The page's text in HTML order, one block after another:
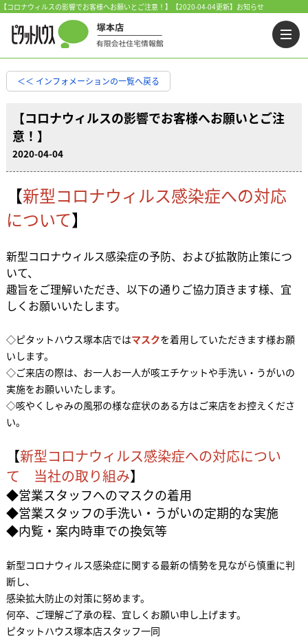
【コロナウィルスの影響でお客様へお願いとご注意！】【2020-04-04更新】お知らせ
＜＜ インフォメーションの一覧へ戻る
【コロナウィルスの影響でお客様へお願いとご注
意！】
2020-04-04
【新型コロナウィルス感染症への対応
について】
新型コロナウィルス感染症の予防、および拡散防止策につ
いて、
趣旨をご理解いただき、以下の通りご協力頂きます様、宜
しくお願いいたします。
◇ピタットハウス塚本店ではマスクを着用していただきます様お願
いします。
◇ご来店の際は、お一人お一人が咳エチケットや手洗い・うがいの
実施をお願いいたします。
◇咳やくしゃみの風邪の様な症状のある方はご来店をお控えくださ
い。
【新型コロナウィルス感染症への対応につい
て 当社の取り組み】
◆営業スタッフへのマスクの着用
◆営業スタッフの手洗い・うがいの定期的な実施
◆内覧・案内時車での換気等
新型コロナウィルス感染症に関する最新の情勢を見ながら慎重に判
断し、
感染拡大防止の対策に努めます。
何卒、ご理解ご了承の程、宜しくお願い申し上げます。
ピタットハウス塚本店スタッフ一同